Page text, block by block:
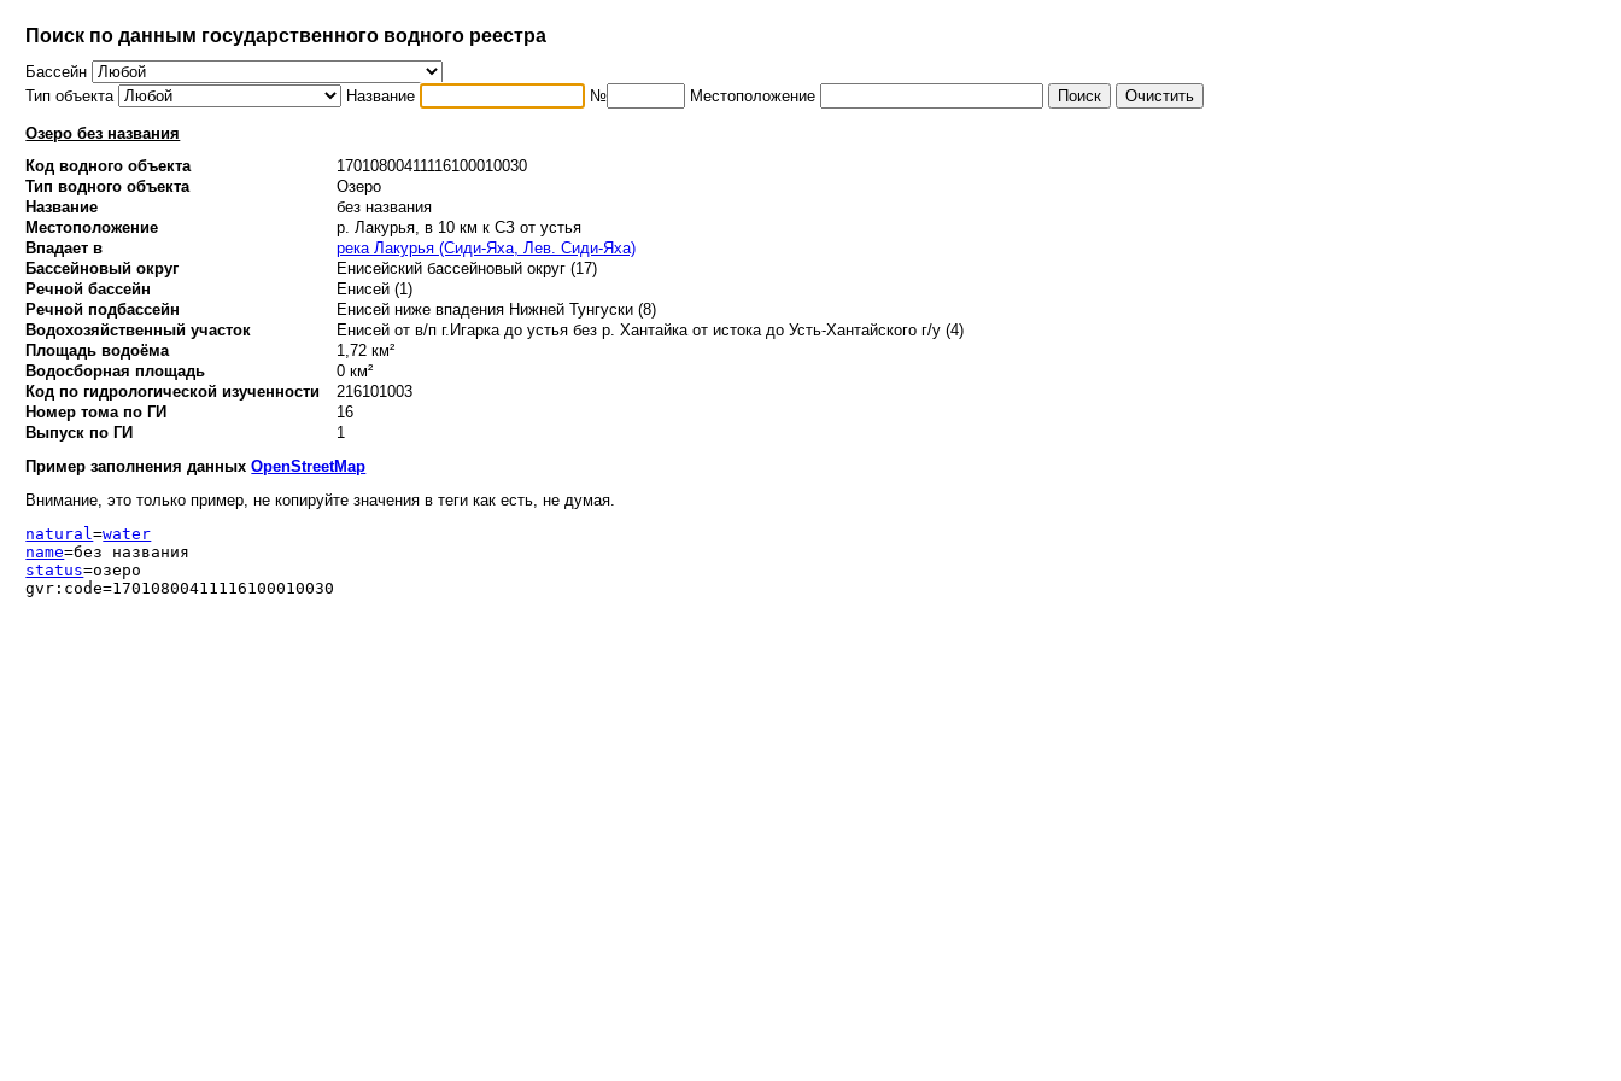
Поиск по данным государственного водного реестра
Бассейн
Тип объекта
Название № Местоположение
Озеро без названия
Код водного объекта
17010800411116100010030
Тип водного объекта
Озеро
Название
без названия
Местоположение
р. Лакурья, в 10 км к СЗ от устья
Впадает в
река Лакурья (Сиди-Яха, Лев. Сиди-Яха)
Бассейновый округ
Енисейский бассейновый округ (17)
Речной бассейн
Енисей (1)
Речной подбассейн
Енисей ниже впадения Нижней Тунгуски (8)
Водохозяйственный участок
Енисей от в/п г.Игарка до устья без р. Хантайка от истока до Усть-Хантайского г/у (4)
Площадь водоёма
1,72 км²
Водосборная площадь
0 км²
Код по гидрологической изученности
216101003
Номер тома по ГИ
16
Выпуск по ГИ
1
Пример заполнения данныхOpenStreetMap
Внимание, это только пример, не копируйте значения в теги как есть, не думая.
natural=water
name=без названия
status=озеро
gvr:code=17010800411116100010030